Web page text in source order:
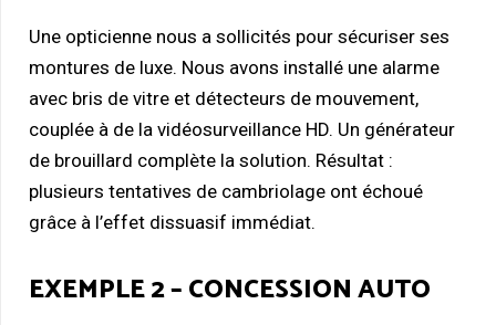
Une opticienne nous a sollicités pour sécuriser ses
montures de luxe. Nous avons installé une alarme
avec bris de vitre et détecteurs de mouvement,
couplée à de la vidéosurveillance HD. Un générateur
de brouillard complète la solution. Résultat :
plusieurs tentatives de cambriolage ont échoué
grâce à l’effet dissuasif immédiat.
EXEMPLE 2 – CONCESSION AUTO